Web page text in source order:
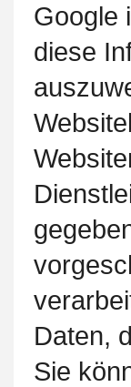
Google
diese
Daten,
Sie